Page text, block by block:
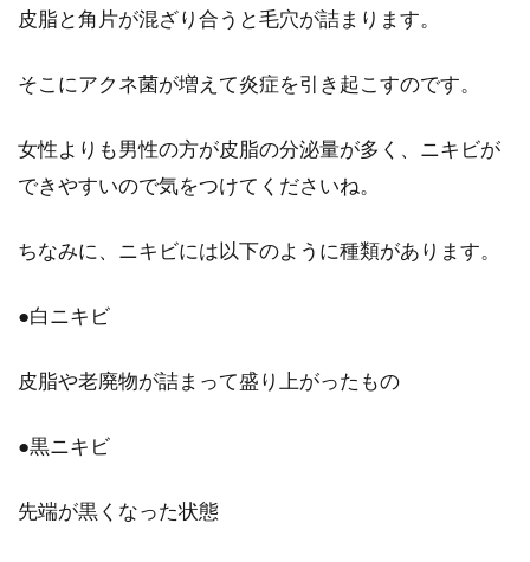
す。女性からみ...
が改善できるかも？
がありますか？そして、男性の場合は特に頭皮
鼻毛カッターはどれにする？パナソ
ムのひとつに、鼻毛カッターがあります。価格
皮脂と角片が混ざり合うと毛穴が詰まります。
そこにアクネ菌が増えて炎症を引き起こすのです。
女性よりも男性の方が皮脂の分泌量が多く、ニキビが
できやすいので気をつけてくださいね。
ちなみに、ニキビには以下のように種類があります。
●白ニキビ
皮脂や老廃物が詰まって盛り上がったもの
●黒ニキビ
先端が黒くなった状態